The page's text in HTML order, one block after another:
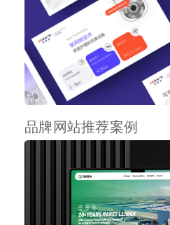
品牌网站推荐案例